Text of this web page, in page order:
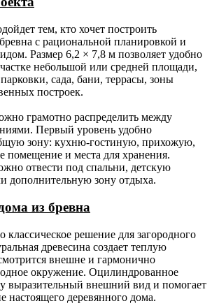
тем, кто хочет построить
с рациональной планировкой и
Размер 6,2 × 7,8 м позволяет удобно
небольшой или средней площади,
сада, бани, террасы, зоны
построек.
грамотно распределить между
Первый уровень удобно
зону: кухню-гостиную, прихожую,
помещение и места для хранения.
отвести под спальни, детскую
дополнительную зону отдыха.
из бревна
решение для загородного
древесина создает теплую
внешне и гармонично
окружение. Оцилиндрованное
выразительный внешний вид и помогает
настоящего деревянного дома.